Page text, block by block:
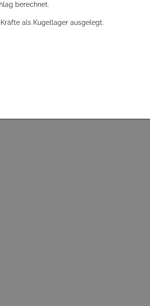
berechnet.
als Kugellager ausgelegt.